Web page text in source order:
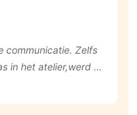
communicatie. Zelfs
in het atelier,werd dit
gewerkt,goed